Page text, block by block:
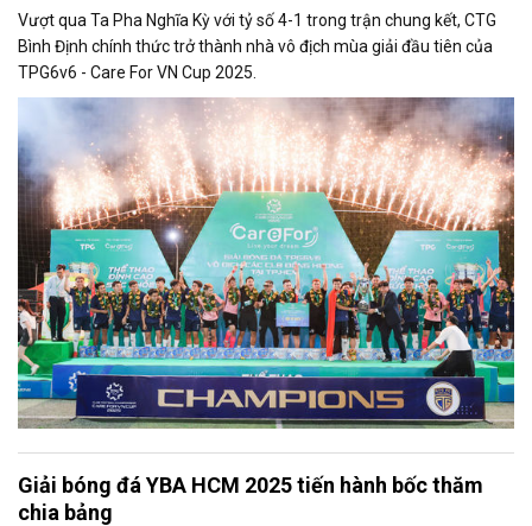
Vượt qua Ta Pha Nghĩa Kỳ với tỷ số 4-1 trong trận chung kết, CTG
Bình Định chính thức trở thành nhà vô địch mùa giải đầu tiên của
TPG6v6 - Care For VN Cup 2025.
Giải bóng đá YBA HCM 2025 tiến hành bốc thăm
chia bảng